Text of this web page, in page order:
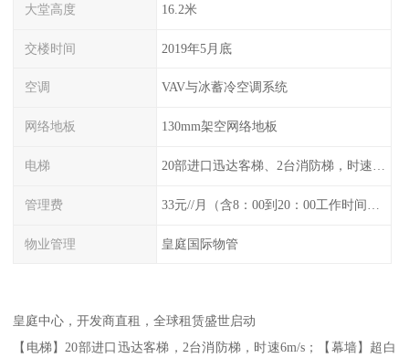
大堂高度 16.2米
交楼时间 2019年5月底
空调 VAV与冰蓄冷空调系统
网络地板 130mm架空网络地板
电梯
管理费
物业管理 皇庭国际物管
皇庭中心，开发商直租，全球租赁盛世启动
【电梯】20部进口迅达客梯，2台消防梯，时速6m/s；【幕墙】超白